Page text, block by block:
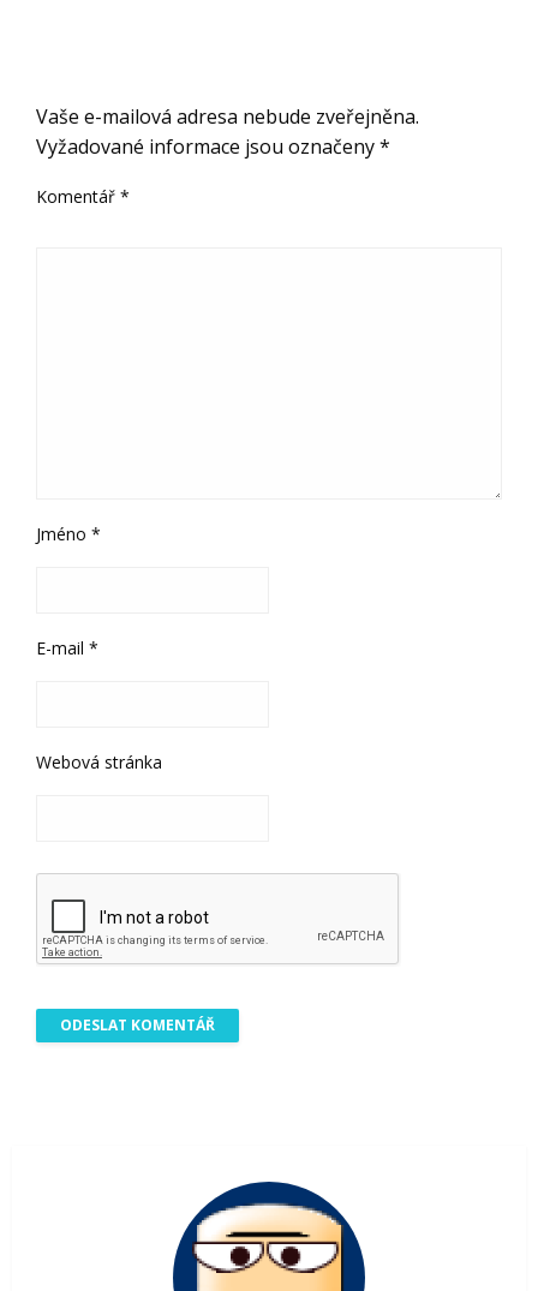
Vaše e-mailová adresa nebude zveřejněna.
Vyžadované informace jsou označeny*
Komentář *
Jméno *
E-mail *
Webová stránka